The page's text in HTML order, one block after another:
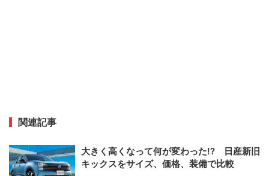
関連記事
大きく高くなって何が変わった!? 日産新旧
キックスをサイズ、価格、装備で比較